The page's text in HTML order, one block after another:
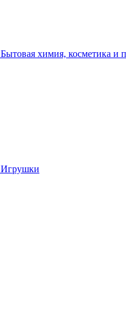
Бытовая химия, косметика и
Игрушки